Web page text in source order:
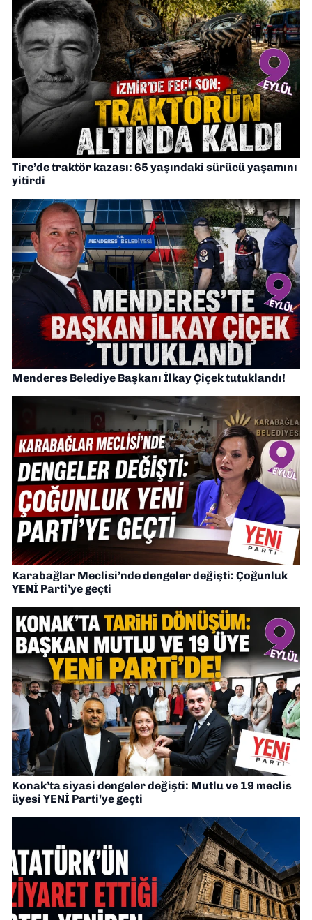
Tire’de traktör kazası: 65 yaşındaki sürücü yaşamını
yitirdi
Menderes Belediye Başkanı İlkay Çiçek tutuklandı!
Karabağlar Meclisi’nde dengeler değişti: Çoğunluk
YENİ Parti’ye geçti
Konak’ta siyasi dengeler değişti: Mutlu ve 19 meclis
üyesi YENİ Parti’ye geçti